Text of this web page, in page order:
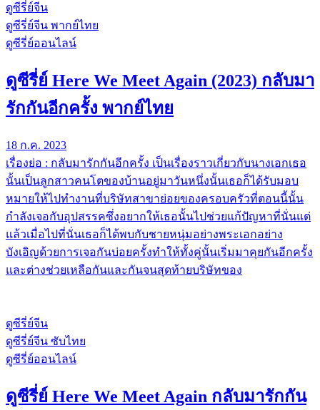
ดูซีรี่ย์จีน
ดูซีรี่ย์จีน พากย์ไทย
ดูซีรี่ย์ออนไลน์
ดูซีรี่ย์ Here We Meet Again (2023) กลับมา
รักกันอีกครั้ง พากย์ไทย
18 ก.ค. 2023
เรื่องย่อ : กลับมารักกันอีกครั้ง เป็นเรื่องราวเกี่ยวกับนางเอกเธอ
นั้นเป็นลูกสาวคนโตของบ้านอยู่มาวันหนึ่งนั้นเธอก็ได้รับมอบ
หมายให้ไปทำงานที่บริษัทสาขาย่อยของครอบครัวที่ตอนนี้นั้น
กำลังเจอกับอุปสรรคซึ่งอยากให้เธอนั้นไปช่วยแก้ปัญหาที่นั่นแต่
แล้วเมื่อไปที่นั่นเธอก็ได้พบกับชายหนุ่มอย่างพระเอกอย่าง
บังเอิญด้วยการเจอกันบ่อยครั้งทำให้ทั้งคู่นั้นเริ่มมาคุยกันอีกครั้ง
และต่างช่วยเหลือกันและกันจนสุดท้ายบริษัทของ
ดูซีรี่ย์จีน
ดูซีรี่ย์จีน ซับไทย
ดูซีรี่ย์ออนไลน์
ดูซีรี่ย์ Here We Meet Again กลับมารักกัน